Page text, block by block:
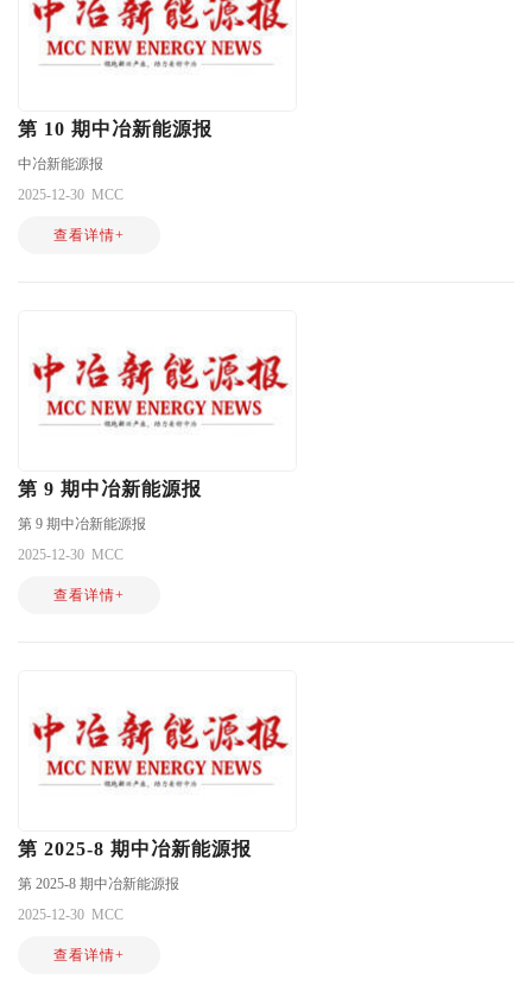
第 10 期中冶新能源报
中冶新能源报
2025-12-30 MCC
查看详情+
第 9 期中冶新能源报
第 9 期中冶新能源报
2025-12-30 MCC
查看详情+
第 2025-8 期中冶新能源报
第 2025-8 期中冶新能源报
2025-12-30 MCC
查看详情+